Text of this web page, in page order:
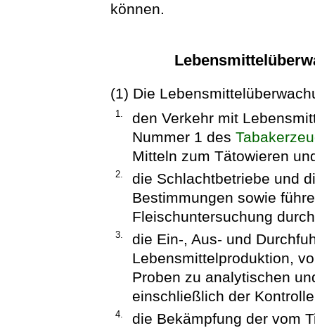
können.
(1) Die
1.
den Verkehr mit
Nummer 1 des
Mitteln zum Tätowieren
2.
die Schlachtbetriebe und
Bestimmungen sowie
Fleischuntersuchung
3.
die Ein-, Aus- und
Lebensmittelproduktion,
Proben zu analytischen
einschließlich der
4.
die Bekämpfung der vom